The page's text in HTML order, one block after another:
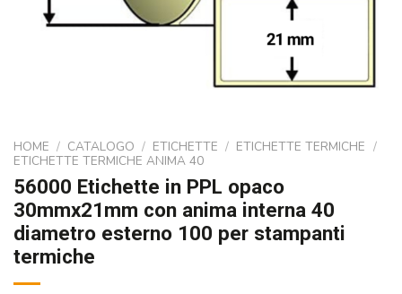
HOME / CATALOGO / ETICHETTE / ETICHETTE TERMICHE /
ETICHETTE TERMICHE ANIMA 40
56000 Etichette in PPL opaco
30mmx21mm con anima interna 40
diametro esterno 100 per stampanti
termiche